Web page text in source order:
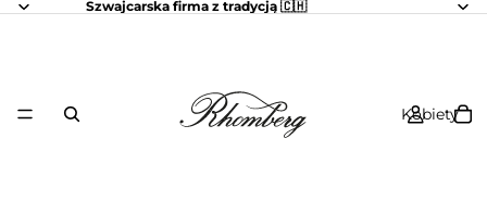
Szwajcarska firma z tradycją 🇨🇭
Kobiety